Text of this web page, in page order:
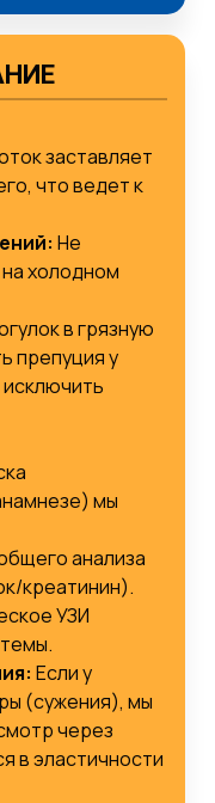
заставляет
что ведет к
Не
холодном
в грязную
препуция у
мы
анализа
креатинин).
УЗИ
Если у
(сужения), мы
через
в эластичности